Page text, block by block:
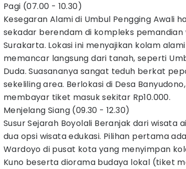
Pagi (07.00 - 10.30)
Kesegaran Alami di Umbul Pengging Awali
sekadar berendam di kompleks pemandian
Surakarta. Lokasi ini menyajikan kolam
memancar langsung dari tanah, seperti
Duda. Suasananya sangat teduh berkat
sekeliling area. Berlokasi di Desa
membayar tiket masuk sekitar Rp10.000.
Menjelang Siang (09.30 - 12.30)
Susur Sejarah Boyolali Beranjak dari wisata
dua opsi wisata edukasi. Pilihan pertama
Wardoyo di pusat kota yang menyimpan
Kuno beserta diorama budaya lokal (tiket